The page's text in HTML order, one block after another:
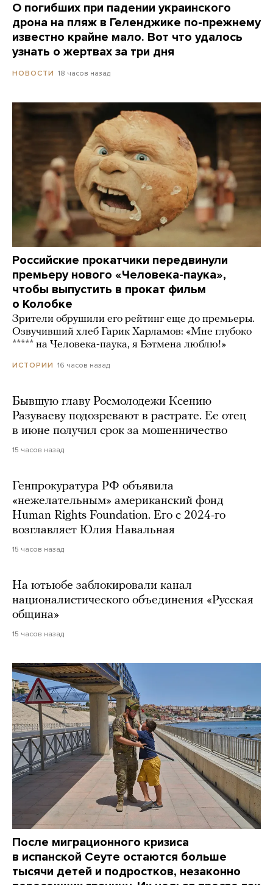
О погибших при падении украинского
дрона на пляж в Геленджике по-прежнему
известно крайне мало. Вот что удалось
узнать о жертвах за три дня
НОВОСТИ 18 часов назад
Российские прокатчики передвинули
премьеру нового «Человека-паука»,
чтобы выпустить в прокат фильм
о Колобке
Зрители обрушили его рейтинг еще до премьеры.
Озвучивший хлеб Гарик Харламов: «Мне глубоко
***** на Человека-паука, я Бэтмена люблю!»
ИСТОРИИ 16 часов назад
Бывшую главу Росмолодежи Ксению
Разуваеву подозревают в растрате. Ее отец
в июне получил срок за мошенничество
15 часов назад
Генпрокуратура РФ объявила
«нежелательным» американский фонд
Human Rights Foundation. Его с 2024-го
возглавляет Юлия Навальная
15 часов назад
На ютьюбе заблокировали канал
националистического объединения «Русская
община»
15 часов назад
После миграционного кризиса
в испанской Сеуте остаются больше
тысячи детей и подростков, незаконно